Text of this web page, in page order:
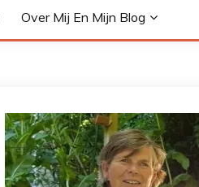
Over Mij En Mijn Blog